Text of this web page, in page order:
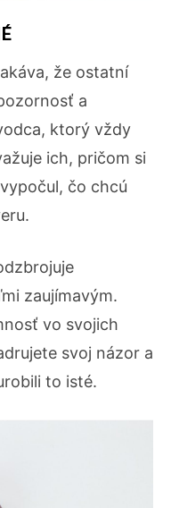
že ostatní
a
ktorý vždy
ich, pričom si
čo chcú
zaujímavým.
vo svojich
svoj názor a
to isté.